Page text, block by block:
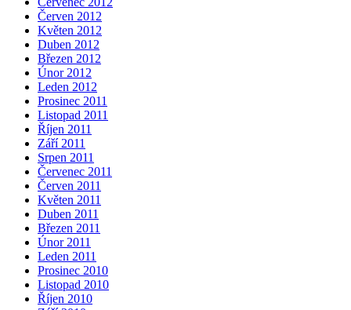
Červen 2012
Květen 2012
Duben 2012
Březen 2012
Únor 2012
Leden 2012
Prosinec 2011
Listopad 2011
Říjen 2011
Září 2011
Srpen 2011
Červenec 2011
Červen 2011
Květen 2011
Duben 2011
Březen 2011
Únor 2011
Leden 2011
Prosinec 2010
Listopad 2010
Říjen 2010